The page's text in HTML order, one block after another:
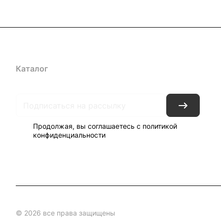
Каталог
Продолжая, вы соглашаетесь с политикой
конфиденциальности
© 2026 все права защищены